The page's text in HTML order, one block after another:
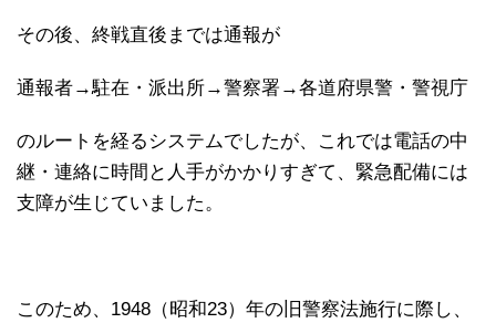
その後、終戦直後までは通報が
通報者→駐在・派出所→警察署→各道府県警・警視庁
のルートを経るシステムでしたが、これでは電話の中
継・連絡に時間と人手がかかりすぎて、緊急配備には
支障が生じていました。
このため、1948（昭和23）年の旧警察法施行に際し、